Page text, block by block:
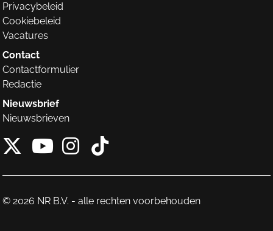
Privacybeleid
Cookiebeleid
Vacatures
Contact
Contactformulier
Redactie
Nieuwsbrief
Nieuwsbrieven
X van NieuwRechts
Instagram van
Tiktok van
© 2026 NR B.V. - alle rechten voorbehouden